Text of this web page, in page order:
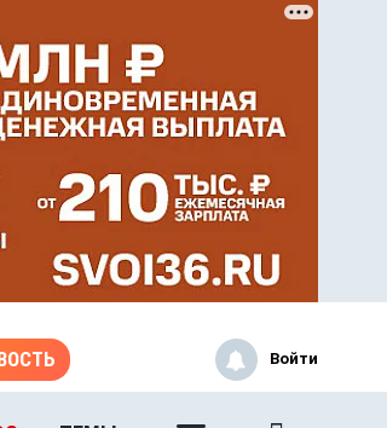
Войти
ЭТО БЫЛО В АФГАНЕ
Книга памяти воронежских